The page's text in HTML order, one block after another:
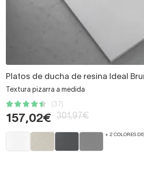
Platos de ducha de resina Ideal
Textura pizarra a medida
(37)
157,02€ 301,97€
+ 2 COLORES